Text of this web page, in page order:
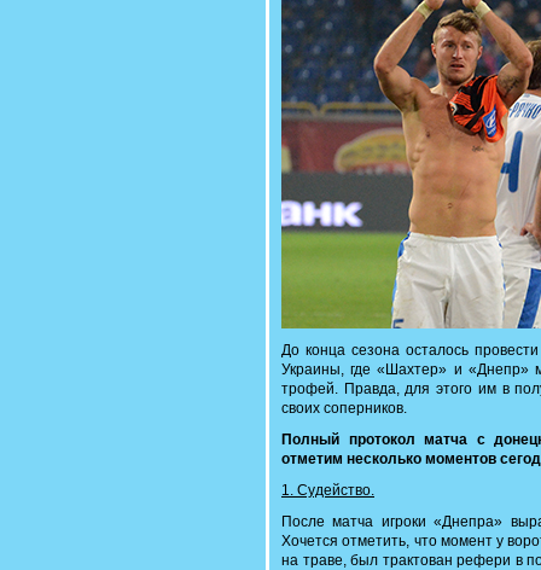
До конца сезона осталось
Украины, где «Шахтер» и «Днепр»
трофей. Правда, для этого им в
своих соперников.
Полный протокол матча с
отметим несколько моментов
1. Судейство.
После матча игроки «Днепра»
Хочется отметить, что момент у
на траве, был трактован рефери в